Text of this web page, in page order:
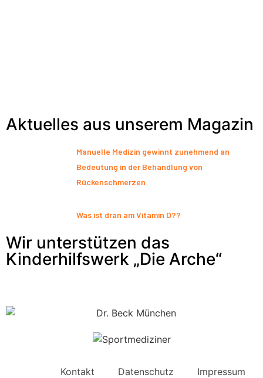
Aktuelles aus unserem Magazin
Manuelle Medizin gewinnt zunehmend an
Bedeutung in der Behandlung von
Rückenschmerzen
Was ist dran am Vitamin D??
Wir unterstützen das
Kinderhilfswerk „Die Arche“
Kontakt Datenschutz Impressum